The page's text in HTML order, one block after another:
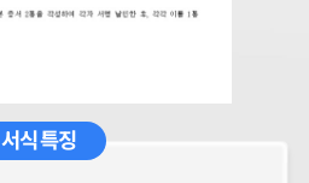
서식 특징